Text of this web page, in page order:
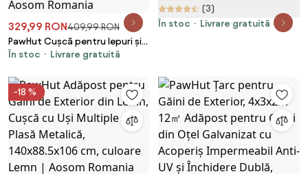
329,99 RON409,99 RON
PawHut Cușcă pentru Iepuri și
Găini de Exterior și Interior cu
Metalic, Coteț Recint pentru
Animale Mici, Găini, 185x75x75
În stoc Livrare gratuită
Grădină din lemn de Brad, lemn
verde, 160x98.5x107cm | Aosom
(3)
În stoc
Livrare gratuită
-18 %